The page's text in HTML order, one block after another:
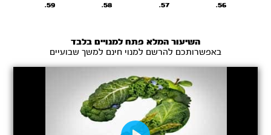
56.
57.
58.
59.
השיעור המלא פתח למנויים בלבד
באפשרותכם להרשם למנוי חינם למשך שבועיים